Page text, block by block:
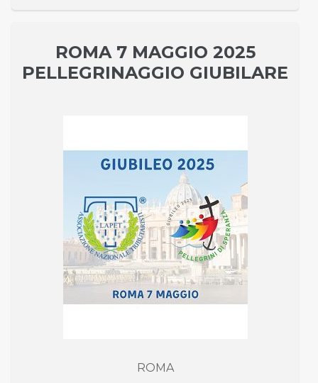
ROMA 7 MAGGIO 2025
PELLEGRINAGGIO GIUBILARE
ROMA